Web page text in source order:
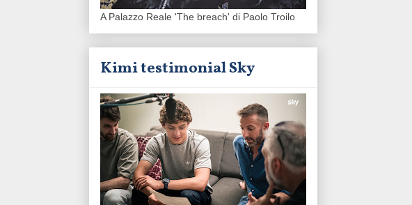
A Palazzo Reale 'The breach' di Paolo Troilo
Kimi testimonial Sky